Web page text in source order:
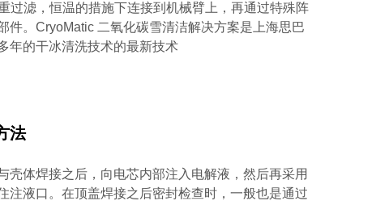
过滤，恒温的措施下连接到机械臂上，再通过特殊阵
件。CryoMatic 二氧化碳雪清洁解决方案是上海思巴
年的干冰清洗技术的最新技术
法
壳体焊接之后，向电芯内部注入电解液，然后再采用
注液口。在顶盖焊接之后密封检查时，一般也是通过